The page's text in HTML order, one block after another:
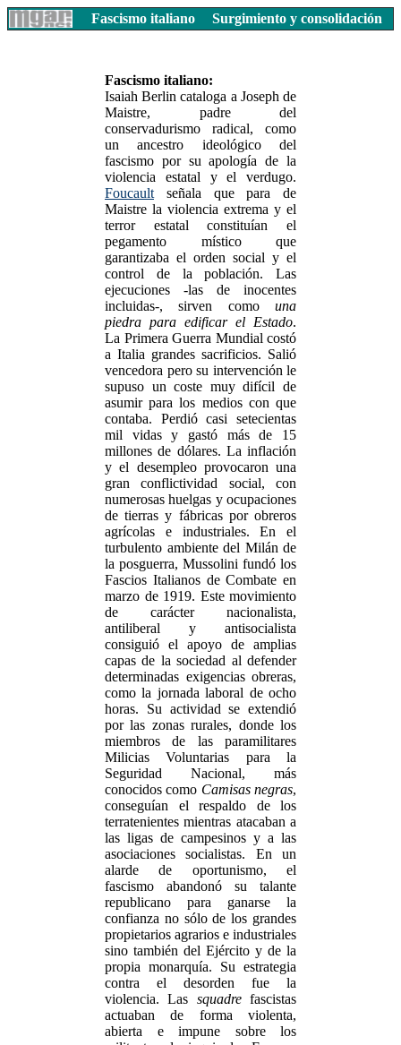
Fascismo italiano Surgimiento y consolidación
Fascismo italiano:
Isaiah Berlin cataloga a Joseph de
Maistre, padre del
conservadurismo radical, como
un ancestro ideológico del
fascismo por su apología de la
violencia estatal y el verdugo.
Foucault señala que para de
Maistre la violencia extrema y el
terror estatal constituían el
pegamento místico que
garantizaba el orden social y el
control de la población. Las
ejecuciones -las de inocentes
incluidas-, sirven como una
piedra para edificar el Estado.
La Primera Guerra Mundial costó
a Italia grandes sacrificios. Salió
vencedora pero su intervención le
supuso un coste muy difícil de
asumir para los medios con que
contaba. Perdió casi setecientas
mil vidas y gastó más de 15
millones de dólares. La inflación
y el desempleo provocaron una
gran conflictividad social, con
numerosas huelgas y ocupaciones
de tierras y fábricas por obreros
agrícolas e industriales. En el
turbulento ambiente del Milán de
la posguerra, Mussolini fundó los
Fascios Italianos de Combate en
marzo de 1919. Este movimiento
de carácter nacionalista,
antiliberal y antisocialista
consiguió el apoyo de amplias
capas de la sociedad al defender
determinadas exigencias obreras,
como la jornada laboral de ocho
horas. Su actividad se extendió
por las zonas rurales, donde los
miembros de las paramilitares
Milicias Voluntarias para la
Seguridad Nacional, más
conocidos como Camisas negras,
conseguían el respaldo de los
terratenientes mientras atacaban a
las ligas de campesinos y a las
asociaciones socialistas. En un
alarde de oportunismo, el
fascismo abandonó su talante
republicano para ganarse la
confianza no sólo de los grandes
propietarios agrarios e industriales
sino también del Ejército y de la
propia monarquía. Su estrategia
contra el desorden fue la
violencia. Las squadrefascistas
actuaban de forma violenta,
abierta e impune sobre los